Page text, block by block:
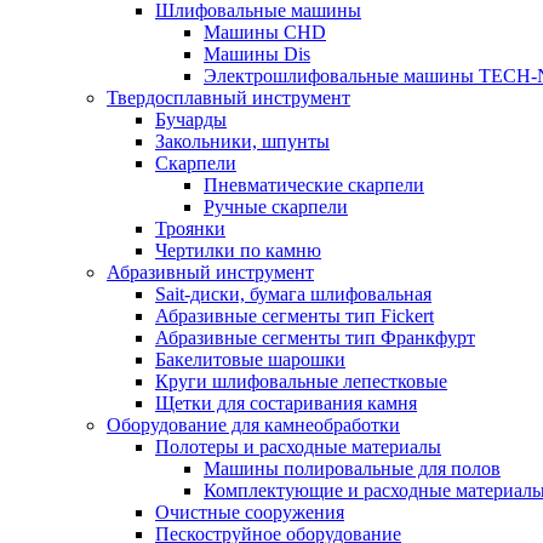
Шлифовальные машины
Машины CHD
Машины Dis
Электрошлифовальные машины TECH-
Твердосплавный инструмент
Бучарды
Закольники, шпунты
Скарпели
Пневматические скарпели
Ручные скарпели
Троянки
Чертилки по камню
Абразивный инструмент
Sait-диски, бумага шлифовальная
Абразивные сегменты тип Fickert
Абразивные сегменты тип Франкфурт
Бакелитовые шарошки
Круги шлифовальные лепестковые
Щетки для состаривания камня
Оборудование для камнеобработки
Полотеры и расходные материалы
Машины полировальные для полов
Комплектующие и расходные
Очистные сооружения
Пескоструйное оборудование